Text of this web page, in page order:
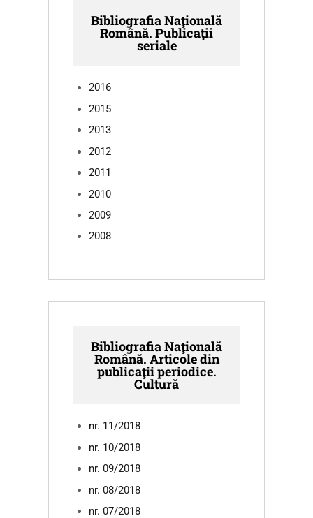
Bibliografia Naţională
Română. Publicaţii
seriale
2016
2015
2013
2012
2011
2010
2009
2008
Bibliografia Naţională
Română. Articole din
publicaţii periodice.
Cultură
nr. 11/2018
nr. 10/2018
nr. 09/2018
nr. 08/2018
nr. 07/2018